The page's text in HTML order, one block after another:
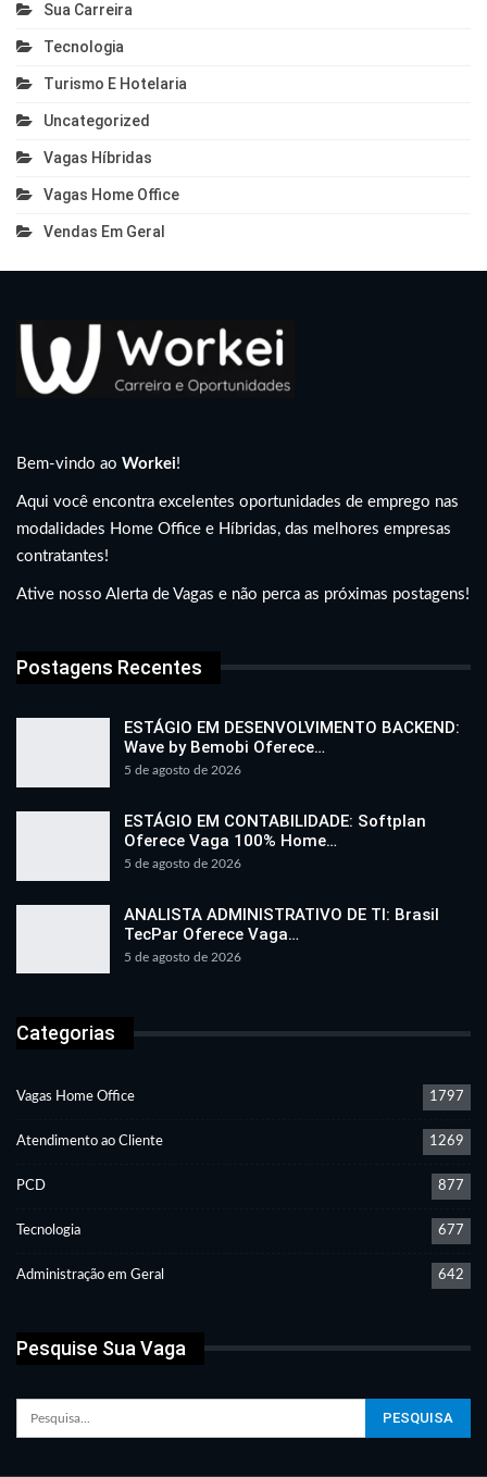
Sua Carreira
Tecnologia
Turismo E Hotelaria
Uncategorized
Vagas Híbridas
Vagas Home Office
Vendas Em Geral
Bem-vindo ao Workei!
Aqui você encontra excelentes oportunidades de emprego nas
modalidades Home Office e Híbridas, das melhores empresas
contratantes!
Ative nosso Alerta de Vagas e não perca as próximas postagens!
Postagens Recentes
ESTÁGIO EM DESENVOLVIMENTO BACKEND:
Wave by Bemobi Oferece…
5 de agosto de 2026
ESTÁGIO EM CONTABILIDADE: Softplan
Oferece Vaga 100% Home…
5 de agosto de 2026
ANALISTA ADMINISTRATIVO DE TI: Brasil
TecPar Oferece Vaga…
5 de agosto de 2026
Categorias
Vagas Home Office 1797
Atendimento ao Cliente 1269
PCD 877
Tecnologia 677
Administração em Geral 642
Pesquise Sua Vaga